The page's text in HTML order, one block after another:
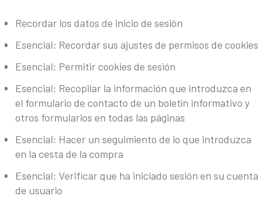
Recordar los datos de inicio de sesión
Esencial: Recordar sus ajustes de permisos de cookies
Esencial: Permitir cookies de sesión
Esencial: Recopilar la información que introduzca en
el formulario de contacto de un boletín informativo y
otros formularios en todas las páginas
Esencial: Hacer un seguimiento de lo que introduzca
en la cesta de la compra
Esencial: Verificar que ha iniciado sesión en su cuenta
de usuario